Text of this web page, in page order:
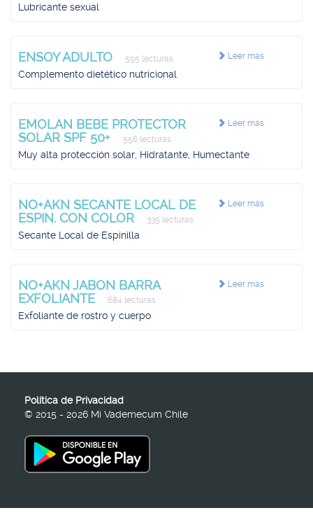
Lubricante sexual
Leer más
ENSOY ADULTO 595 lecturas
Complemento dietético nutricional
Leer más
EMOLAN BEBE PROTECTOR
SOLAR SPF 50+
556 lecturas
Muy alta protección solar, Hidratante, Humectante
Leer más
NO+AKN SECANTE LOCAL DE
ESPIN. CON COLOR
335 lecturas
Secante Local de Espinilla
Leer más
NO+AKN JABON BARRA
EXFOLIANTE
684 lecturas
Exfoliante de rostro y cuerpo
Política de Privacidad
© 2015 - 2026 Mi Vademecum Chile